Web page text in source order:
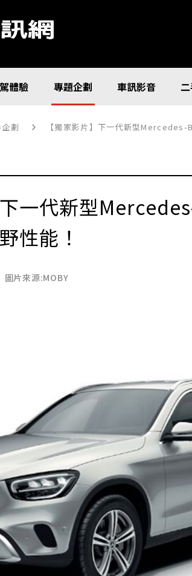
體驗 專題企劃 車訊影音
劃 【獨家影片】下一代新型Mercedes-
下一代新型
性能！
片來源:MOBY